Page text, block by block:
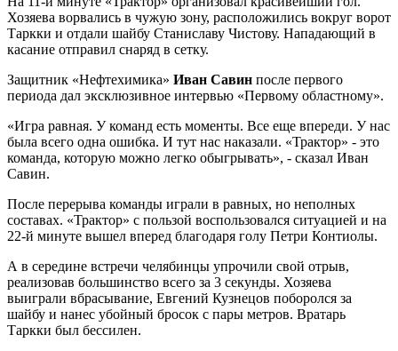
Хозяева ворвались в чужую зону, расположились вокруг ворот
Таркки и отдали шайбу Станиславу Чистову. Нападающий в
касание отправил снаряд в сетку.
Защитник «Нефтехимика» Иван Савин после первого
периода дал эксклюзивное интервью «Первому областному».
«Игра равная. У команд есть моменты. Все еще впереди. У нас
была всего одна ошибка. И тут нас наказали. «Трактор» - это
команда, которую можно легко обыгрывать», - сказал Иван
Савин.
После перерыва команды играли в равных, но неполных
составах. «Трактор» с пользой воспользовался ситуацией и на
22-й минуте вышел вперед благодаря голу Петри Контиолы.
А в середине встречи челябинцы упрочили свой отрыв,
реализовав большинство всего за 3 секунды. Хозяева
выиграли вбрасывание, Евгений Кузнецов поборолся за
шайбу и нанес убойный бросок с пары метров. Вратарь
Таркки был бессилен.